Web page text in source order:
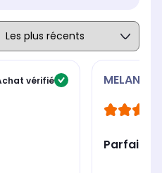
vérifié MELANIE
Parfait